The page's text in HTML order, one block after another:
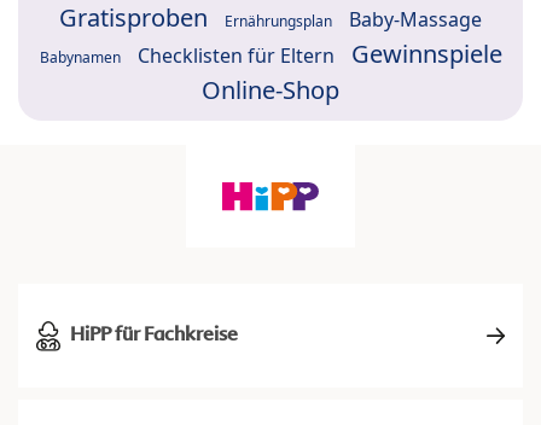
Gratisproben Ernährungsplan Baby-Massage
Babynamen Checklisten für Eltern
Gewinnspiele
Online-Shop
HiPP für Fachkreise